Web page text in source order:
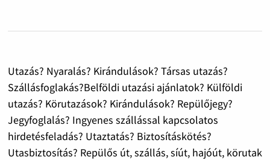
Utazás? Nyaralás? Kirándulások? Társas utazás?
Szállásfoglakás?Belföldi utazási ajánlatok? Külföldi
utazás? Körutazások? Kirándulások? Repülőjegy?
Jegyfoglalás? Ingyenes szállással kapcsolatos
hirdetésfeladás? Utaztatás? Biztosításkötés?
Utasbiztosítás? Repülős út, szállás, síút, hajóút, körutak